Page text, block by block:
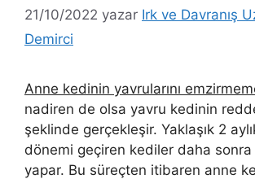
21/10/2022 yazar Irk ve Davranış
Demirci
Anne kedinin yavrularını
nadiren de olsa yavru kedinin
şeklinde gerçekleşir. Yaklaşık 2
dönemi geçiren kediler daha
yapar. Bu süreçten itibaren anne